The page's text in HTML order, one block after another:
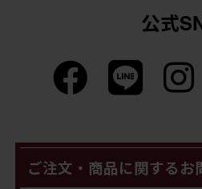
公式
ご注文・商品に関するお